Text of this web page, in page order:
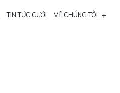
TIN TỨC CƯỚI VỀ CHÚNG TÔI +